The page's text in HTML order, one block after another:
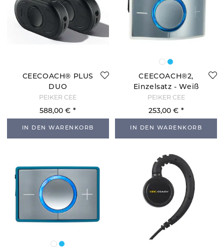
CEECOACH® PLUS
DUO
PEIKER CEE
588,00 €
IN DEN WARENKORB
CEECOACH®2,
Einzelsatz - Weiß
PEIKER CEE
253,00 €
IN DEN WARENKORB